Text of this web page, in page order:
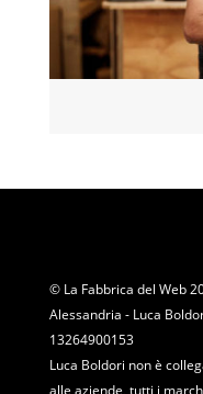
© La Fabbrica del Web
Alessandria - Luca
13264900153
Luca Boldori non è
alle aziende, tutti i